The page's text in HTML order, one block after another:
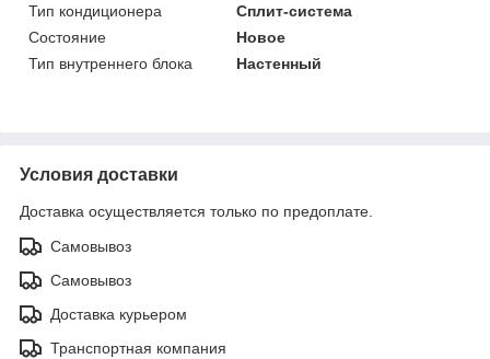
Тип кондиционера
Сплит-система
Состояние
Новое
Тип внутреннего блока
Настенный
Условия доставки
Доставка осуществляется только по предоплате.
Самовывоз
Самовывоз
Доставка курьером
Транспортная компания